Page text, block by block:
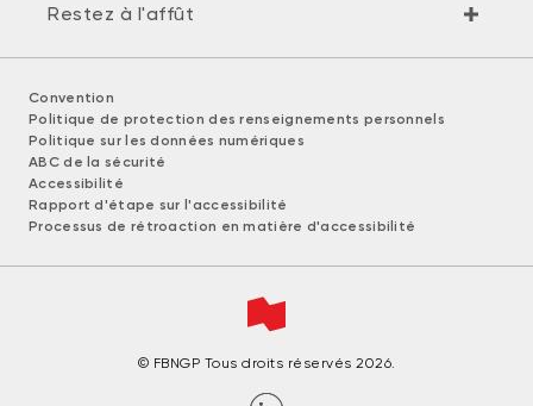
Restez à l'affût
Convention
Politique de protection des renseignements personnels
Politique sur les données numériques
ABC de la sécurité
Accessibilité
Rapport d'étape sur l'accessibilité
Processus de rétroaction en matière d'accessibilité
© FBNGP Tous droits réservés 2026.